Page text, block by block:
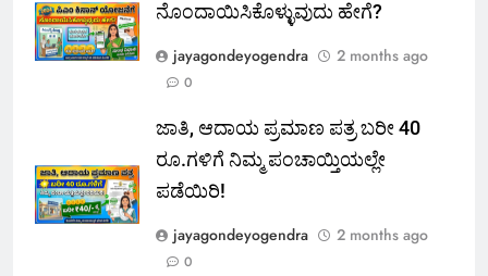
ನೊಂದಾಯಿಸಿಕೊಳ್ಳುವುದು ಹೇಗೆ?
jayagondeyogendra
2 months ago
0
ಜಾತಿ, ಆದಾಯ ಪ್ರಮಾಣ ಪತ್ರ ಬರೀ 40
ರೂ.ಗಳಿಗೆ ನಿಮ್ಮ ಪಂಚಾಯ್ತಿಯಲ್ಲೇ
ಪಡೆಯಿರಿ!
jayagondeyogendra
2 months ago
0